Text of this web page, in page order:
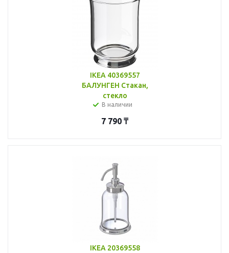
IKEA 40369557
БАЛУНГЕН Стакан,
стекло
В наличии
7 790 ₸
IKEA 20369558